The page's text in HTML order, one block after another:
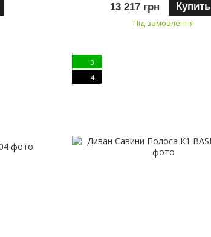
13 217 грн Купить
Під замовлення
3
4